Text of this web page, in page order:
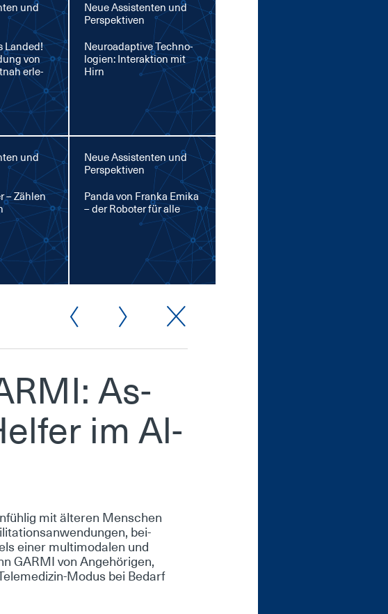
und
Lan­ded!
von
er­le­
Neue Assistenten und
Perspektiven
Neu­road­ap­ti­ve Tech­no­
lo­gi­en: In­ter­ak­ti­on mit
Hirn
und
– Zäh­len
Neue Assistenten und
Perspektiven
Pan­da von Fran­ka Emi­ka
– der Ro­bo­ter für al­le
As­
im Al­
mit äl­te­ren Men­schen
bei­
ei­ner mul­ti­moda­len und
GAR­MI von An­ge­hö­ri­gen,
Mo­dus bei Be­darf